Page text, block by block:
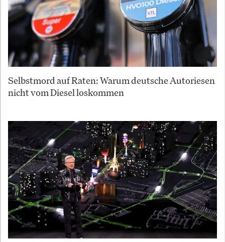
Selbstmord auf Raten: Warum deutsche Autoriesen
nicht vom Diesel loskommen